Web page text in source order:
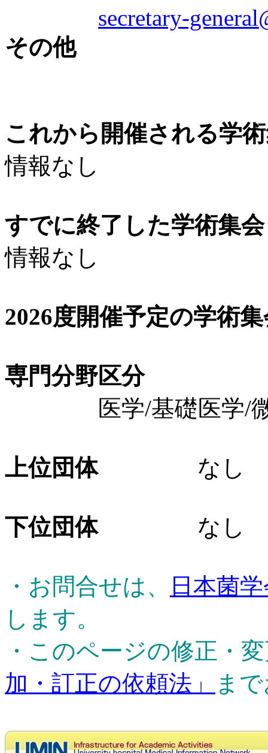
secretary-
その他
これから開催される学
情報なし
すでに終了した学術集
情報なし
2026度開催予定の学術
専門分野区分
医学/基礎医学/微
上位団体なし
下位団体なし
・お問合せは、
日本菌
します。
・このページの修正・
加・訂正の依頼法」
ま